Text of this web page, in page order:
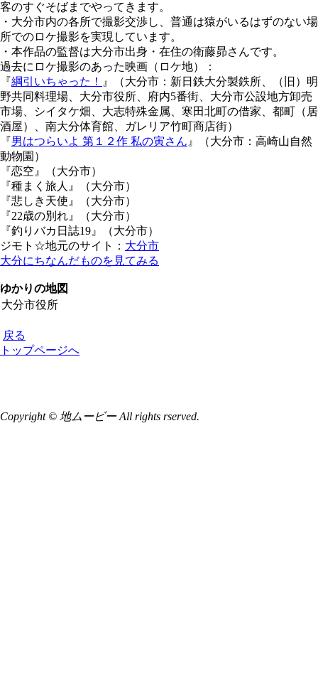
客のすぐそばまでやってきます。
・大分市内の各所で撮影交渉し、普通は猿がいるはずのない場
所でのロケ撮影を実現しています。
・本作品の監督は大分市出身・在住の衛藤昴さんです。
過去にロケ撮影のあった映画（ロケ地）：
『綱引いちゃった！
』（大分市：新日鉄大分製鉄所、（旧）明
野共同料理場、大分市役所、府内5番街、大分市公設地方卸売
市場、シイタケ畑、大志特殊金属、寒田北町の借家、都町（居
酒屋）、南大分体育館、ガレリア竹町商店街）
『男はつらいよ 第１２作 私の寅さん 』（大分市：高崎山自然
動物園）
『恋空』（大分市）
『種まく旅人』（大分市）
『悲しき天使』（大分市）
『22歳の別れ』（大分市）
『釣りバカ日誌19』（大分市）
ジモト☆地元のサイト： 大分市
大分にちなんだものを見てみる
ゆかりの地図
大分市役所
戻る
トップページへ
Copyright © 地ムービー All rights rserved.